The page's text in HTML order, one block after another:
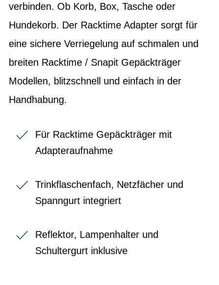
verbinden. Ob Korb, Box, Tasche oder
Hundekorb. Der Racktime Adapter sorgt für
eine sichere Verriegelung auf schmalen und
breiten Racktime / Snapit Gepäckträger
Modellen, blitzschnell und einfach in der
Handhabung.
Für Racktime Gepäckträger mit
Adapteraufnahme
Trinkflaschenfach, Netzfächer und
Spanngurt integriert
Reflektor, Lampenhalter und
Schultergurt inklusive